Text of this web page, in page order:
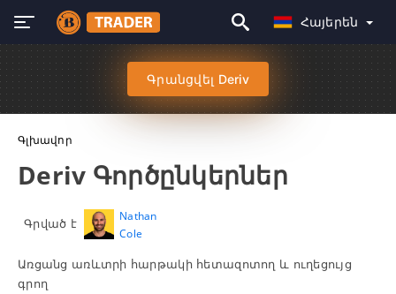
Հայերեն
Գրանցվել Deriv
Գլխավոր
Deriv Գործընկերներ
Գրված է
Nathan
Cole
Առցանց առևտրի հարթակի հետազոտող և ուղեցույց
գրող